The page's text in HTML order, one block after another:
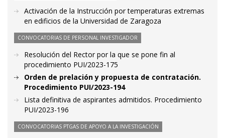
Activación de la Instrucción por temperaturas extremas
en edificios de la Universidad de Zaragoza
CONVOCATORIAS DE PERSONAL INVESTIGADOR
Resolución del Rector por la que se pone fin al
procedimiento PUI/2023-175
Orden de prelación y propuesta de contratación.
Procedimiento PUI/2023-194
Lista definitiva de aspirantes admitidos. Procedimiento
PUI/2023-196
CONVOCATORIAS PTGAS DE APOYO A LA INVESTIGACIÓN